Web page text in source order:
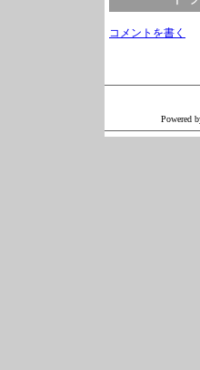
コメントを書く
Powered